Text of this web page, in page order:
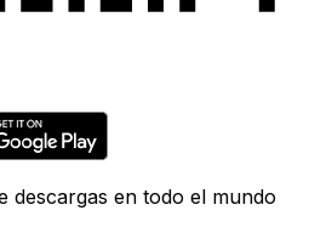
descargas en todo el mundo